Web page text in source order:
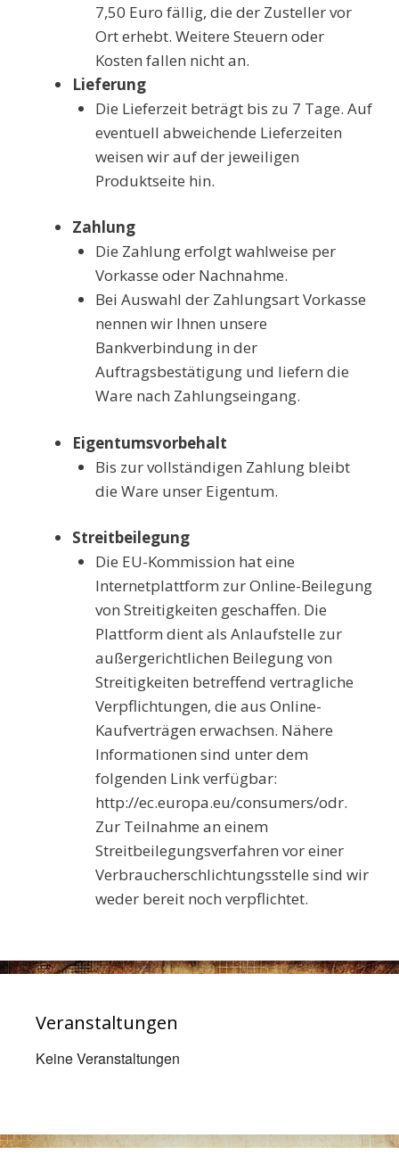
7,50 Euro fällig, die der Zusteller vor
Ort erhebt. Weitere Steuern oder
Kosten fallen nicht an.
Lieferung
Die Lieferzeit beträgt bis zu 7 Tage. Auf
eventuell abweichende Lieferzeiten
weisen wir auf der jeweiligen
Produktseite hin.
Zahlung
Die Zahlung erfolgt wahlweise per
Vorkasse oder Nachnahme.
Bei Auswahl der Zahlungsart Vorkasse
nennen wir Ihnen unsere
Bankverbindung in der
Auftragsbestätigung und liefern die
Ware nach Zahlungseingang.
Eigentumsvorbehalt
Bis zur vollständigen Zahlung bleibt
die Ware unser Eigentum.
Streitbeilegung
Die EU-Kommission hat eine
Internetplattform zur Online-Beilegung
von Streitigkeiten geschaffen. Die
Plattform dient als Anlaufstelle zur
außergerichtlichen Beilegung von
Streitigkeiten betreffend vertragliche
Verpflichtungen, die aus Online-
Kaufverträgen erwachsen. Nähere
Informationen sind unter dem
folgenden Link verfügbar:
http://ec.europa.eu/consumers/odr.
Zur Teilnahme an einem
Streitbeilegungsverfahren vor einer
Verbraucherschlichtungsstelle sind wir
weder bereit noch verpflichtet.
Veranstaltungen
Keine Veranstaltungen